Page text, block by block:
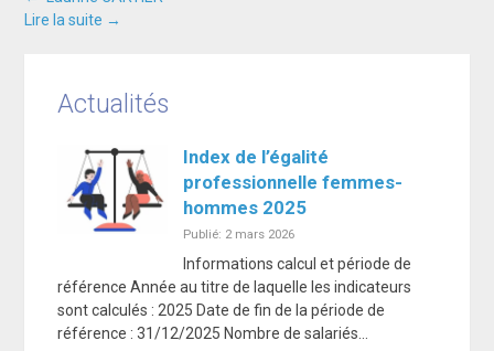
Navigation
entre
les
articles
Lire la suite →
Actualités
Index de l’égalité
professionnelle femmes-
hommes 2025
Publié: 2 mars 2026
Informations calcul et période de
référence Année au titre de laquelle les indicateurs
sont calculés : 2025 Date de fin de la période de
référence : 31/12/2025 Nombre de salariés…